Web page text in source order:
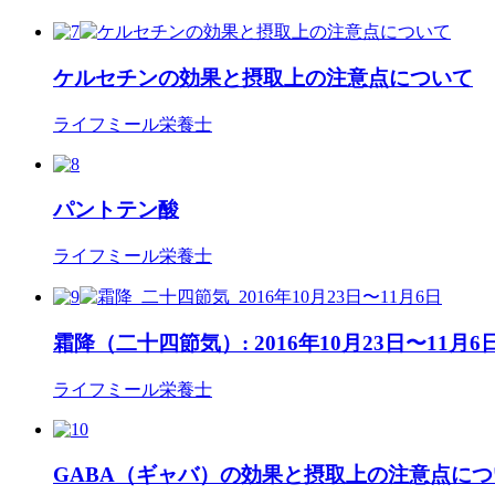
ケルセチンの効果と摂取上の注意点について
ライフミール栄養士
パントテン酸
ライフミール栄養士
霜降（二十四節気）: 2016年10月23日〜11月6
ライフミール栄養士
GABA（ギャバ）の効果と摂取上の注意点に